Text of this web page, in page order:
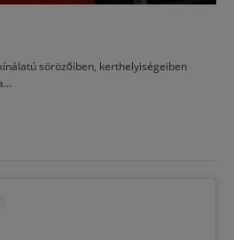
sörözőiben, kerthelyiségeiben